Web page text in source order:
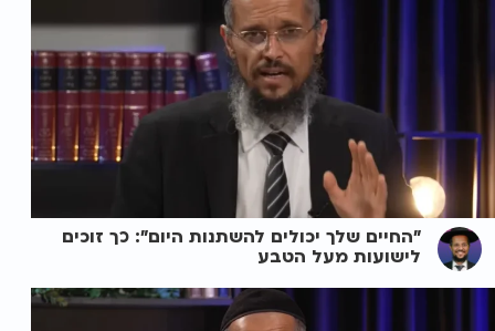
"החיים שלך יכולים להשתנות היום": כך זוכים
לישועות מעל הטבע